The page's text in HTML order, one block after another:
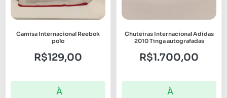
Camisa Internacional Reebok
polo
R$129,00
À
Chuteiras Internacional Adidas
2010 Tinga autografadas
R$1.700,00
À